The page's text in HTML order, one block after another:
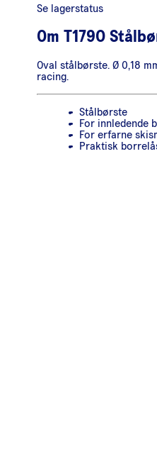
Se lagerstatus
Om T179O
Oval stålbørste. Ø 0,18
racing.
Stålbørste
For innledende
For erfarne
Praktisk